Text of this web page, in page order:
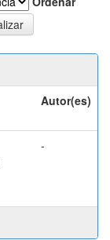
Autor(es)
-